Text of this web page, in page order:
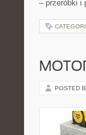
– przeróbki i
POSTED